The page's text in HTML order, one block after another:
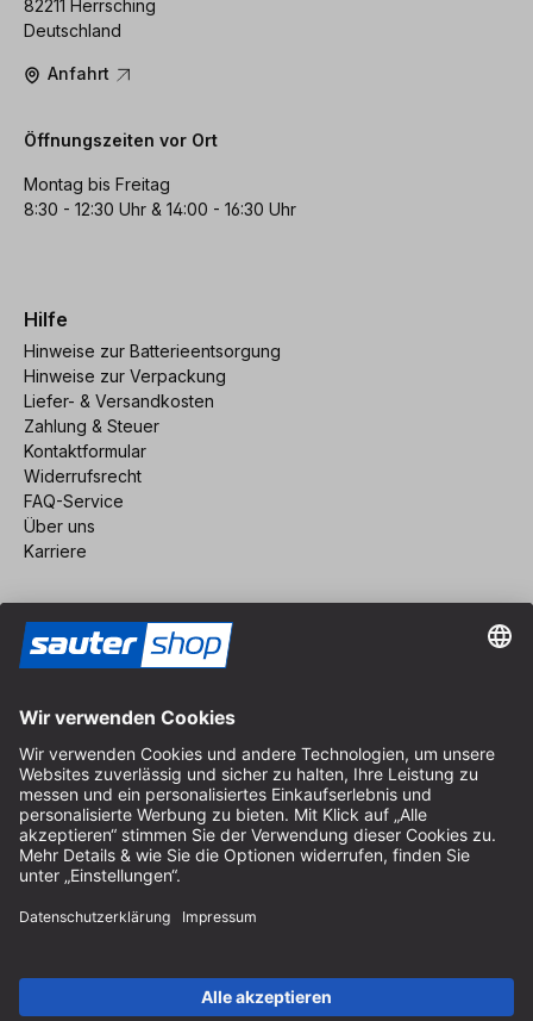
82211 Herrsching
Deutschland
Anfahrt
Öffnungszeiten vor Ort
Montag bis Freitag
8:30 - 12:30 Uhr & 14:00 - 16:30 Uhr
Hilfe
Hinweise zur Batterieentsorgung
Hinweise zur Verpackung
Liefer- & Versandkosten
Zahlung & Steuer
Kontaktformular
Widerrufsrecht
FAQ-Service
Über uns
Karriere
Impressum
AGB
Datenschutz
Cookie-Einstellungen
© 2026 sauter GmbH
* kostenloser Versand ab 150 Euro Bestellwert innerhalb
Deutschlands für die Standard-Paketgrößen - ausgenommen
Sperrgut und Fracht